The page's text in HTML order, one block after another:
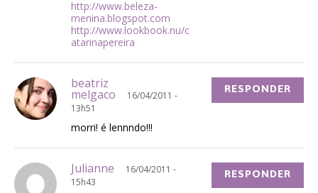
http://www.beleza-
menina.blogspot.com
http://www.lookbook.nu/c
atarinapereira
beatriz
melgaco
16/04/2011 -
13h51
morri! é lennndo!!!
RESPONDER
Julianne
16/04/2011 -
15h43
RESPONDER